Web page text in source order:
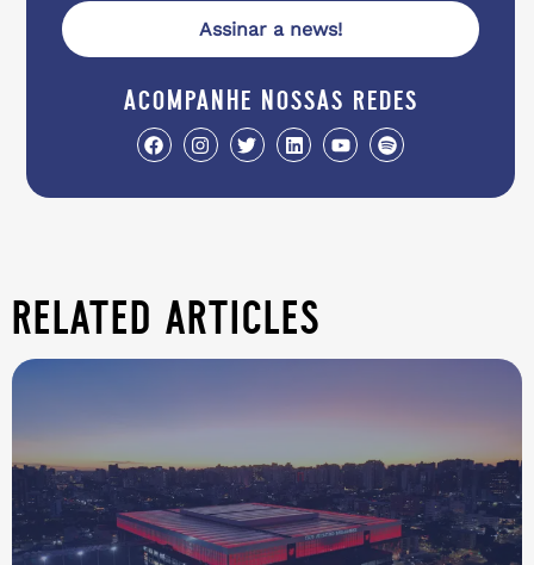
Assinar a news!
acompanhe nossas redes
related articles